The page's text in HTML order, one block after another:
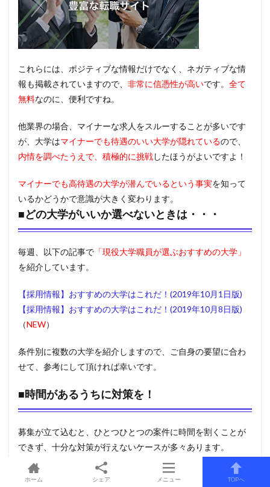
これらには、ポジティブな情報だけでなく、ネガティブな情
報も掲載されていますので、 非常に信憑性が高いです。 全て
無料なのに、便利ですね。
他業界の場合、マイナーな求人をスルーすることが多いです
が、大学はマイナーでも待遇のいい大学が隠れているので、
内情を調べたうえで、積極的に挑戦したほうがよいですよ！
マイナーでも高待遇の大学が潜んでいるという事実を知って
いるかどうかで意識が大きく変わります。
■どの大学がいいか選べないときは・・・
毎週、以下の記事で 「現役大学職員が選ぶおすすめの大学」
を紹介しています。
【採用情報】おすすめの大学はこれだ！(2019年10月1日版)
【採用情報】おすすめの大学はこれだ！(2019年10月8日版)
（NEW）
条件別に複数の大学を紹介しますので、ご自身の要望に合わ
せて、参考にして頂ければ幸いです。
■時間があるうちに対策を！
募集が立て込むと、ひとつひとつの案件に時間を割くことが
できず、十分な対策が行えないケースが多々あります。
特に書類は、書くのに必死で、内容を推敲する時間がなくな
ホーム シェア メニュー TOPへ